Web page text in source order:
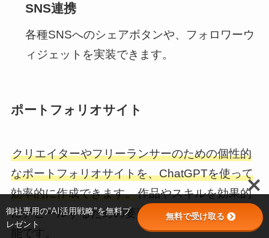
SNS連携
各種SNSへのシェアボタンや、フォロワーウ
ィジェットを実装できます。
ポートフォリオサイト
クリエイターやフリーランサーのための個性的
なポートフォリオサイトを、ChatGPTを使って
効率的に作成できます。作品やスキルを効果的
にアピールするための要素を組み込むことが可
能です。
御社専用の“AI活用戦略”を無料プ
レゼント
無料で受け取る